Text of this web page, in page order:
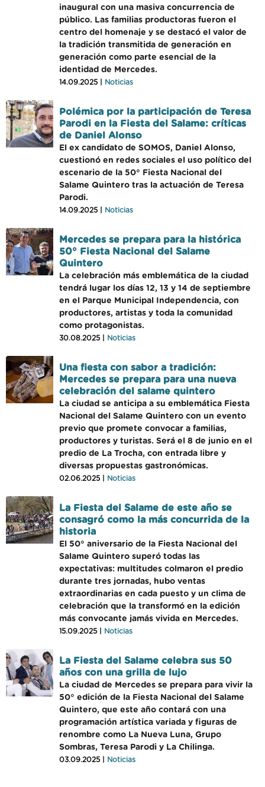
inaugural con una masiva concurrencia de
público. Las familias productoras fueron el
centro del homenaje y se destacó el valor de
la tradición transmitida de generación en
generación como parte esencial de la
identidad de Mercedes.
14.09.2025 | Noticias
Polémica por la participación de Teresa
Parodi en la Fiesta del Salame: críticas
de Daniel Alonso
El ex candidato de SOMOS, Daniel Alonso,
cuestionó en redes sociales el uso político del
escenario de la 50° Fiesta Nacional del
Salame Quintero tras la actuación de Teresa
Parodi.
14.09.2025 | Noticias
Mercedes se prepara para la histórica
50° Fiesta Nacional del Salame
Quintero
La celebración más emblemática de la ciudad
tendrá lugar los días 12, 13 y 14 de septiembre
en el Parque Municipal Independencia, con
productores, artistas y toda la comunidad
como protagonistas.
30.08.2025 | Noticias
Una fiesta con sabor a tradición:
Mercedes se prepara para una nueva
celebración del salame quintero
La ciudad se anticipa a su emblemática Fiesta
Nacional del Salame Quintero con un evento
previo que promete convocar a familias,
productores y turistas. Será el 8 de junio en el
predio de La Trocha, con entrada libre y
diversas propuestas gastronómicas.
02.06.2025 | Noticias
La Fiesta del Salame de este año se
consagró como la más concurrida de la
historia
El 50° aniversario de la Fiesta Nacional del
Salame Quintero superó todas las
expectativas: multitudes colmaron el predio
durante tres jornadas, hubo ventas
extraordinarias en cada puesto y un clima de
celebración que la transformó en la edición
más convocante jamás vivida en Mercedes.
15.09.2025 | Noticias
La Fiesta del Salame celebra sus 50
años con una grilla de lujo
La ciudad de Mercedes se prepara para vivir la
50° edición de la Fiesta Nacional del Salame
Quintero, que este año contará con una
programación artística variada y figuras de
renombre como La Nueva Luna, Grupo
Sombras, Teresa Parodi y La Chilinga.
03.09.2025 | Noticias